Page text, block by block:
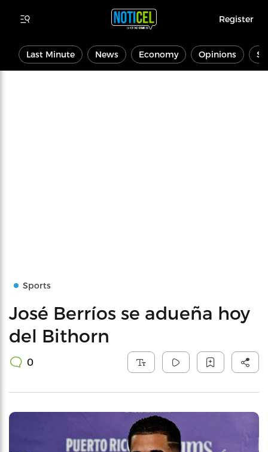
Register
Last Minute News Economy Opinions
Sports
José Berríos se adueña hoy
del Bithorn
0